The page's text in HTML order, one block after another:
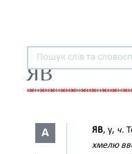
ЯВ
А ЯВ, у, ч.
хмелю